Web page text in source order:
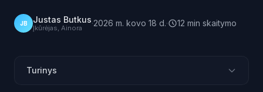
JB Justas Butkus
Įkūrėjas, Ainora ·2026 m. kovo 18 d.· 12 min skaitymo
Turinys